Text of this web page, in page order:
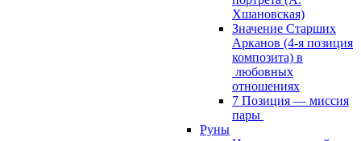
Хшановская)
Значение Старших
Арканов (4-я позиция
композита) в
любовных
отношениях
7 Позиция — миссия
пары
Руны